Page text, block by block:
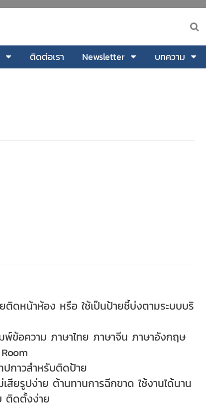
ติดต่อเรา Newsletter บทความ
ดหน้าห้อง หรือ ใช้เป็นป้ายชี้บ่งตามระบบบริ
อความ ภาษาไทย ภาษาจีน ภาษาอังกฤษ
กาวสำหรับติดป้าย
รูปง่าย ต้านทานการฉีกขาด ใช้งานได้นาน
ติดตั้งง่าย